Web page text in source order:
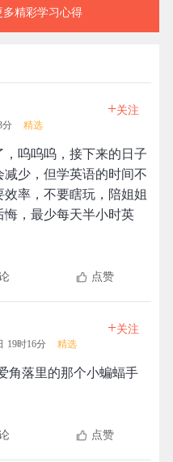
精彩学习心得
分 精选
+关注
呜呜呜，接下来的日子
少，但学英语的时间不
率，不要瞎玩，陪姐姐
悔，最少每天半小时英
点赞
19时16分 精选
+关注
角落里的那个小蝙蝠手
点赞